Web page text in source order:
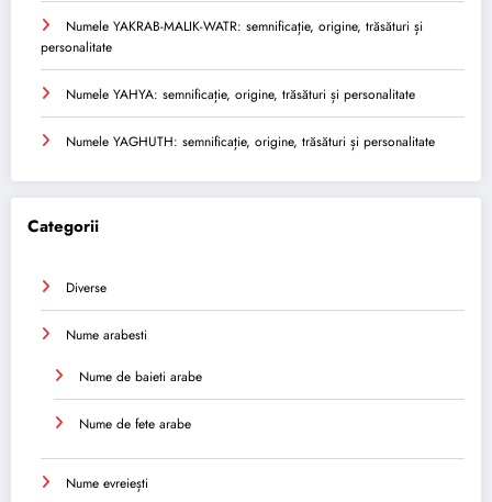
Numele YAKRAB-MALIK-WATR: semnificație, origine, trăsături și
personalitate
Numele YAHYA: semnificație, origine, trăsături și personalitate
Numele YAGHUTH: semnificație, origine, trăsături și personalitate
Categorii
Diverse
Nume arabesti
Nume de baieti arabe
Nume de fete arabe
Nume evreiești